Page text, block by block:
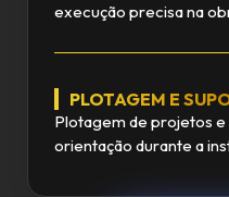
execução precisa na
PLOTAGEM E
Plotagem de projetos
orientação durante a